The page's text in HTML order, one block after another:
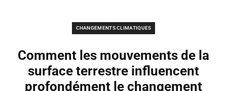
CHANGEMENTS CLIMATIQUES
Comment les mouvements de la
surface terrestre influencent
profondément le changement